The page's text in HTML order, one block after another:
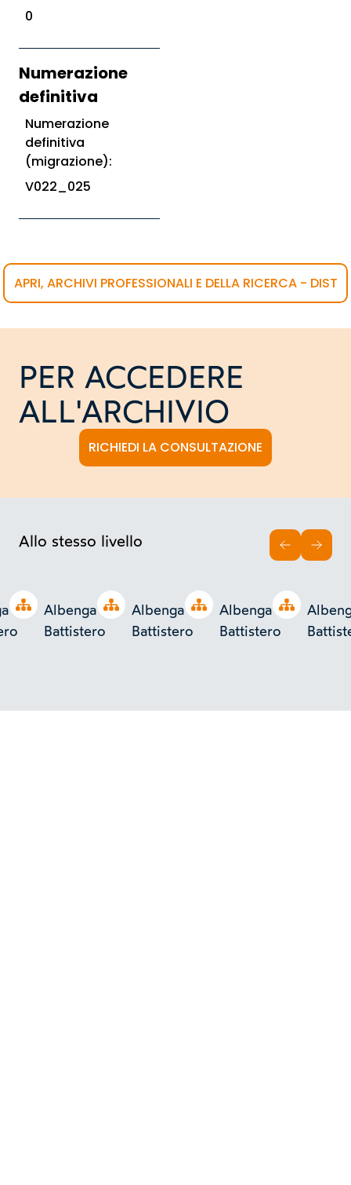
0
Numerazione
definitiva
Numerazione
definitiva
(migrazione):
V022_025
APRI, ARCHIVI PROFESSIONALI E DELLA RICERCA - DIST
PER ACCEDERE
ALL'ARCHIVIO
RICHIEDI LA CONSULTAZIONE
Allo stesso livello
Open tree
-
Open tree
Albenga -
Battistero
Open tree
Albenga -
Battistero
Open tree
Albenga -
Battistero
INDIETRO